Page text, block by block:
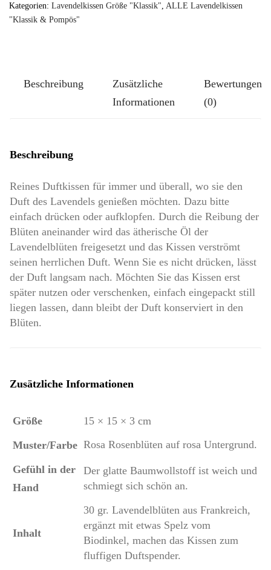
Kategorien: Lavendelkissen Größe "Klassik" ALLE Lavendelkissen
"Klassik & Pompös"
Beschreibung
Zusätzliche
Informationen
Bewertungen
(0)
Beschreibung
Reines Duftkissen für immer und überall, wo sie den
Duft des Lavendels genießen möchten. Dazu bitte
einfach drücken oder aufklopfen. Durch die Reibung der
Blüten aneinander wird das ätherische Öl der
Lavendelblüten freigesetzt und das Kissen verströmt
seinen herrlichen Duft. Wenn Sie es nicht drücken, lässt
der Duft langsam nach. Möchten Sie das Kissen erst
später nutzen oder verschenken, einfach eingepackt still
liegen lassen, dann bleibt der Duft konserviert in den
Blüten.
Zusätzliche Informationen
Größe
15 × 15 × 3 cm
Muster/Farbe Rosa Rosenblüten auf rosa Untergrund.
Gefühl in der
Hand
Der glatte Baumwollstoff ist weich und
schmiegt sich schön an.
Inhalt
30 gr. Lavendelblüten aus Frankreich,
ergänzt mit etwas Spelz vom
Biodinkel, machen das Kissen zum
fluffigen Duftspender.